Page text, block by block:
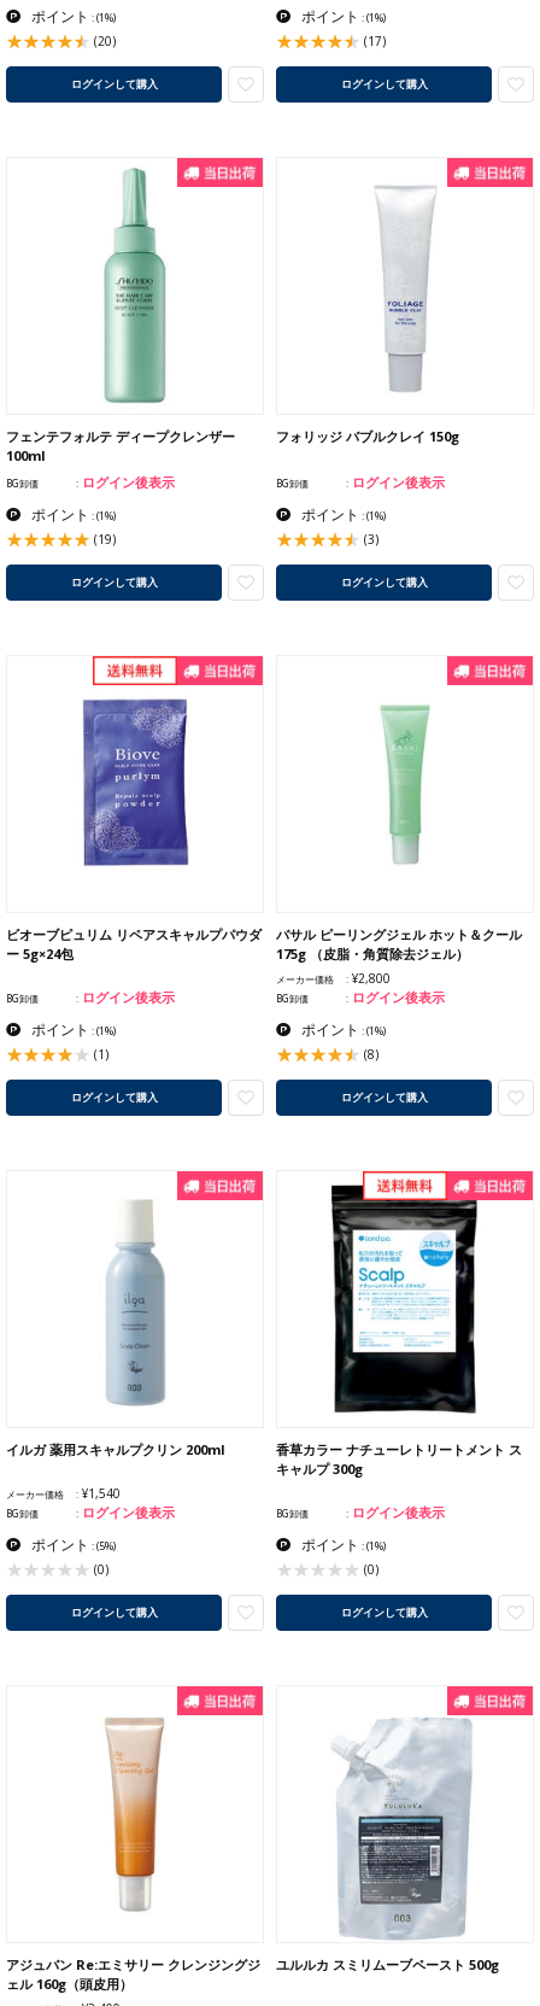
ポイント :(1%)
(20)
ログインして購入
ポイント :(1%)
(17)
ログインして購入
フェンテフォルテ ディープクレンザー
100ml
BG卸価 ログイン後表示
ポイント :(1%)
(19)
ログインして購入
フォリッジ バブルクレイ 150g
BG卸価 ログイン後表示
ポイント :(1%)
(3)
ログインして購入
ビオーブピュリム リペアスキャルプパウダ
ー 5g×24包
BG卸価 ログイン後表示
ポイント :(1%)
(1)
ログインして購入
バサル ピーリングジェル ホット＆クール
175g （皮脂・角質除去ジェル）
メーカー価格 ¥2,800
BG卸価 ログイン後表示
ポイント :(1%)
(8)
ログインして購入
イルガ 薬用スキャルプクリン 200ml
メーカー価格 ¥1,540
BG卸価 ログイン後表示
ポイント :(5%)
(0)
ログインして購入
香草カラー ナチューレトリートメント ス
キャルプ 300g
BG卸価 ログイン後表示
ポイント :(1%)
(0)
ログインして購入
アジュバン Re:エミサリー クレンジングジ
ェル 160g（頭皮用）
ユルルカ スミリムーブペースト 500g